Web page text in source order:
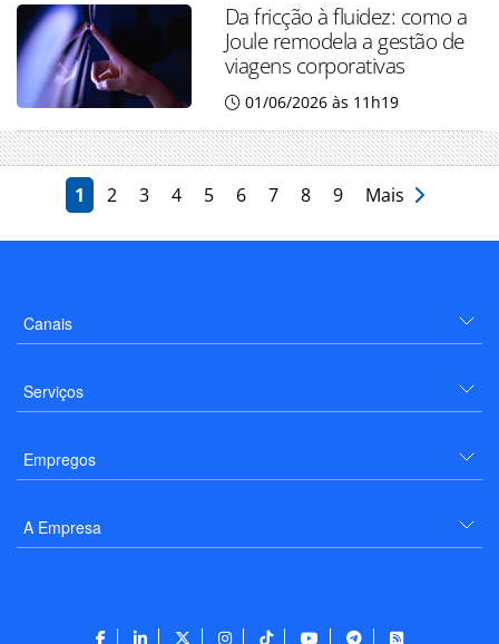
Da fricção à fluidez: como a
Joule remodela a gestão de
viagens corporativas
01/06/2026 às 11h19
1 2 3 4 5 6 7 8 9 Mais
Canais
Serviços
Empregos
A Empresa